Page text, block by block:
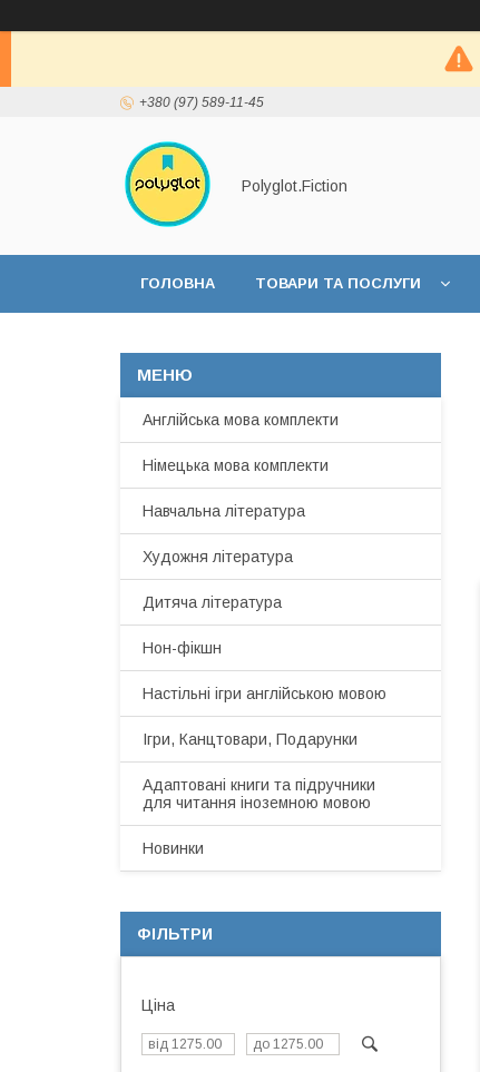
+380 (97) 589-11-45
Polyglot.Fiction
ГОЛОВНА ТОВАРИ ТА ПОСЛУГИ
Англійська мова комплекти
Німецька мова комплекти
Навчальна література
Художня література
Дитяча література
Нон-фікшн
Настільні ігри англійською мовою
Ігри, Канцтовари, Подарунки
Адаптовані книги та підручники
для читання іноземною мовою
Новинки
ФІЛЬТРИ
Ціна